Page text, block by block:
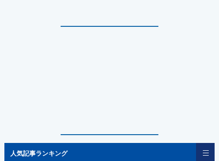
人気記事ランキング